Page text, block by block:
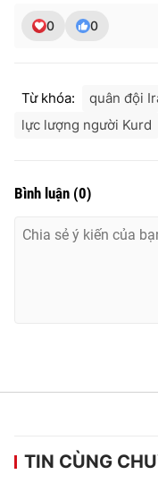
® Cấm sao chép dưới
0 0
Từ khóa: quân đội
lực lượng người Kurd
Bình luận (0)
TIN CÙNG